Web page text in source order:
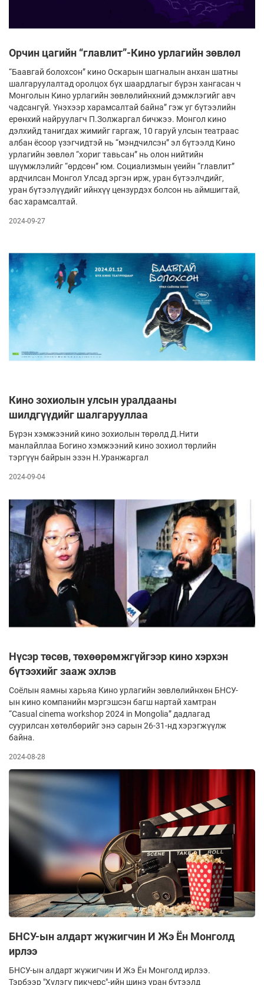
Орчин цагийн “главлит”-Кино урлагийн зөвлөл
“Баавгай болохсон” кино Оскарын шагналын анхан шатны
шалгаруулалтад оролцох бүх шаардлагыг бүрэн хангасан ч
Монголын Кино урлагийн зөвлөлийнхний дэмжлэгийг авч
чадсангүй. Үнэхээр харамсалтай байна” гэж уг бүтээлийн
ерөнхий найруулагч П.Золжаргал бичжээ. Монгол кино
дэлхийд танигдах жимийг гаргаж, 10 гаруй улсын театраас
албан ёсоор үзэгчидтэй нь “мэндчилсэн” эл бүтээлд Кино
урлагийн зөвлөл “хориг тавьсан” нь олон нийтийн
шүүмжлэлийг “өрдсөн” юм. Социализмын үеийн “главлит”
ардчилсан Монгол Улсад эргэн ирж, уран бүтээлчдийг,
уран бүтээлүүдийг ийнхүү цензурдэх болсон нь аймшигтай,
бас харамсалтай.
2024-09-27
Кино зохиолын улсын уралдааны
шилдгүүдийг шалгарууллаа
Бүрэн хэмжээний кино зохиолын төрөлд Д.Нити
манлайллаа Богино хэмжээний кино зохиол төрлийн
тэргүүн байрын эзэн Н.Уранжаргал
2024-09-04
Нүсэр төсөв, төхөөрөмжгүйгээр кино хэрхэн
бүтээхийг зааж эхлэв
Соёлын яамны харьяа Кино урлагийн зөвлөлийнхөн БНСУ-
ын кино компанийн мэргэшсэн багш нартай хамтран
“Casual сinema workshop 2024 in Mongolia” дадлагад
суурилсан хөтөлбөрийг энэ сарын 26-31-нд хэрэгжүүлж
байна.
2024-08-28
БНСУ-ын алдарт жүжигчин И Жэ Ён Монголд
ирлээ
БНСУ-ын алдарт жүжигчин И Жэ Ён Монголд ирлээ.
Тэрбээр "Хүлэгү пикчерс"-ийн шинэ уран бүтээлд